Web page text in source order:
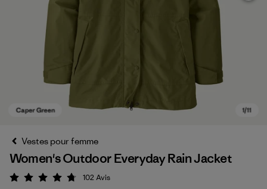
Vestes pour femme
Women's Outdoor Everyday Rain Jacket
Évaluation: 4.7 / 5
102Avis